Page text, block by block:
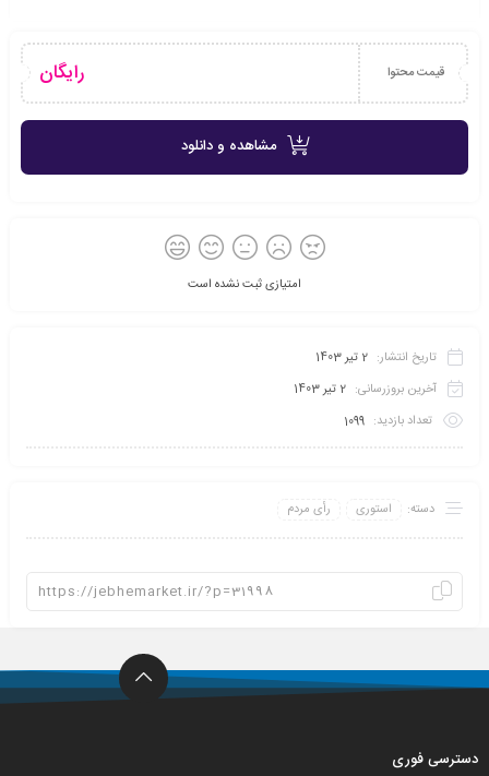
قیمت محتوا رایگان
مشاهده و دانلود
امتیازی ثبت نشده است
تاریخ انتشار: 2 تیر 1403
آخرین بروزرسانی: 2 تیر 1403
تعداد بازدید: 1099
دسته: استوری رأی مردم
دسترسی فوری